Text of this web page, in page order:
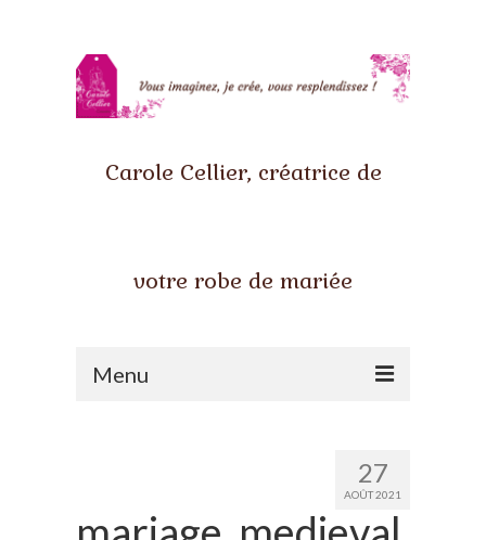
Carole Cellier, créatrice de
votre robe de mariée
Menu
Prestations
27
AOÛT 2021